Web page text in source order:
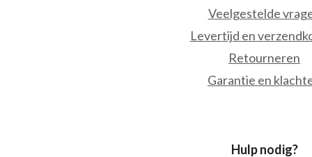
Veelgestelde
Levertijd en
Retourneren
Garantie en
Hulp nodig?